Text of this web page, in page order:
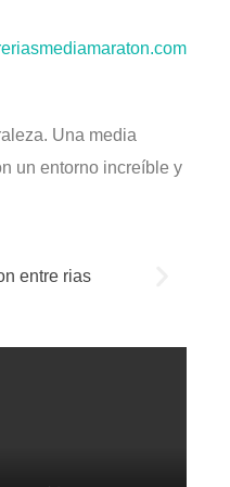
Una media
un entorno increíble y